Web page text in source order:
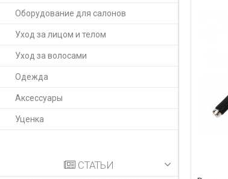
Оборудование для салонов
Уход за лицом и телом
Уход за волосами
Одежда
Аксессуары
Уценка
СТАТЬИ